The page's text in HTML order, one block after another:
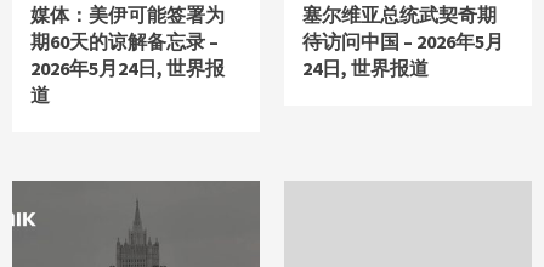
媒体：美伊可能签署为
期60天的谅解备忘录 –
2026年5月24日, 世界报
道
塞尔维亚总统武契奇期
待访问中国 – 2026年5月
24日, 世界报道